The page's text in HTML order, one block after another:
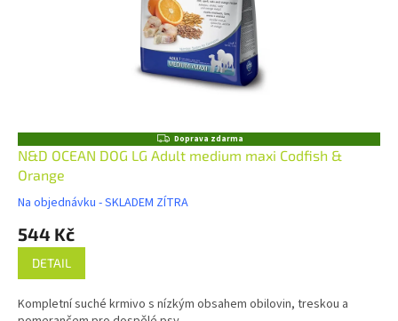
Z
D
A
A
Doprava zdarma
N&D OCEAN DOG LG Adult medium maxi Codfish &
Orange
Na objednávku - SKLADEM ZÍTRA
544 Kč
DETAIL
Kompletní suché krmivo s nízkým obsahem obilovin, treskou a